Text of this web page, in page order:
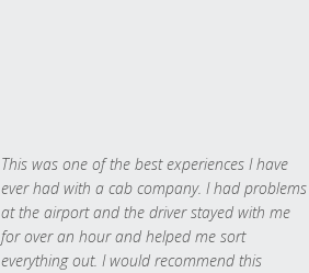
This was one of the best experiences I have
ever had with a cab company. I had problems
at the airport and the driver stayed with me
for over an hour and helped me sort
everything out. I would recommend this